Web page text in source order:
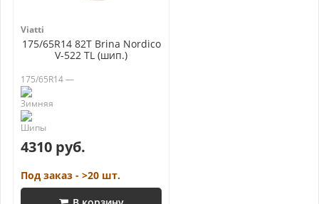
Viatti
175/65R14 82T Brina Nordico
V-522 TL (шип.)
175/65R14 —
4310 руб.
Под заказ - >20 шт.